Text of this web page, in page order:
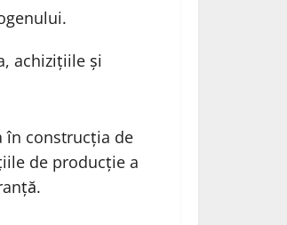
achizițiile și
în construcția de
de producție a